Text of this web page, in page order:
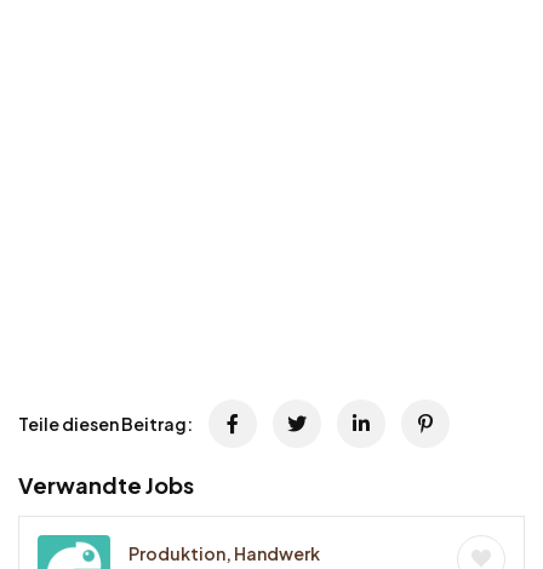
Teile diesen Beitrag:
Verwandte Jobs
Produktion, Handwerk